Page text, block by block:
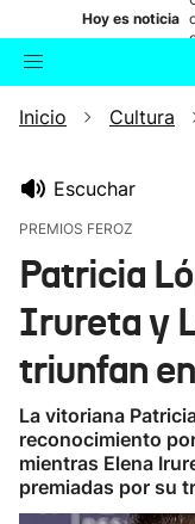
Hoy es noticia
Buscador
Inicio Cultura
Escuchar
PREMIOS FEROZ
Patricia
Irureta y
triunfan
La vitoriana
reconocimiento
mientras Elena
premiadas por su